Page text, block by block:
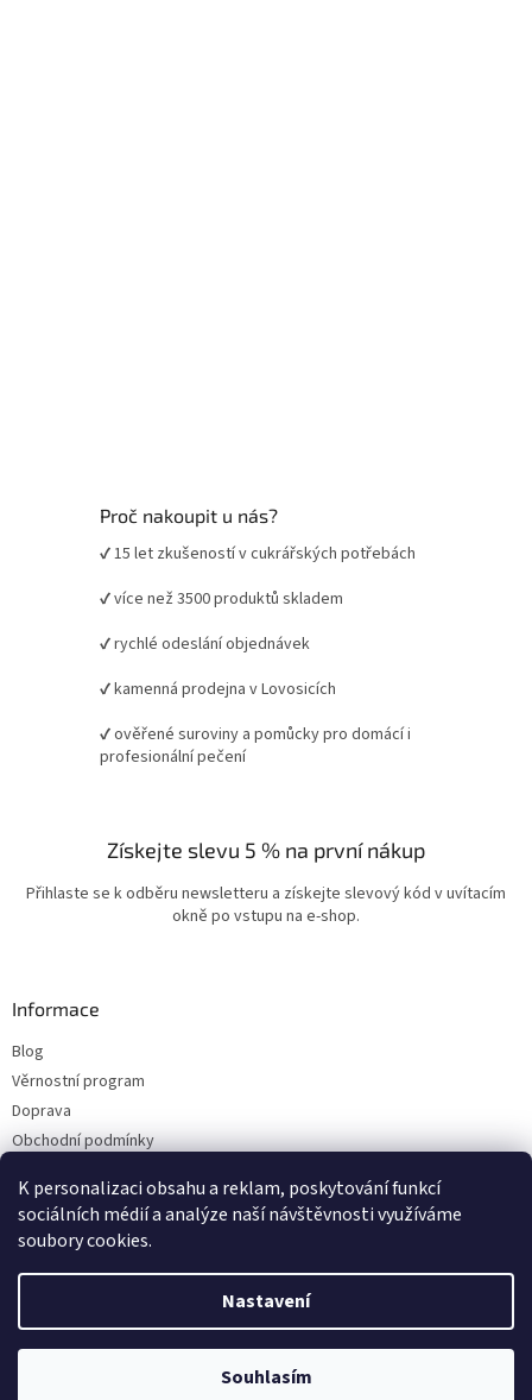
K personalizaci obsahu a reklam, poskytování funkcí
sociálních médií a analýze naší návštěvnosti využíváme
soubory cookies.
Nastavení
Souhlasím
Proč nakoupit u nás?
✔ 15 let zkušeností v cukrářských potřebách
✔ více než 3500 produktů skladem
✔ rychlé odeslání objednávek
✔ kamenná prodejna v Lovosicích
✔ ověřené suroviny a pomůcky pro domácí i
profesionální pečení
Získejte slevu 5 % na první nákup
Přihlaste se k odběru newsletteru a získejte slevový kód v uvítacím
okně po vstupu na e-shop.
Informace
Blog
Věrnostní program
Doprava
Obchodní podmínky
Kontakty
Vytvořil Shoptet
. Všechna práva vyhrazena.
cookies